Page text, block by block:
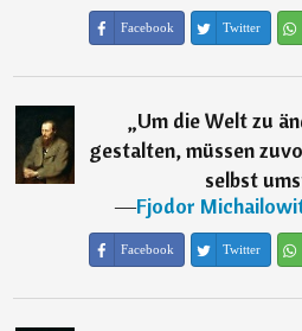
Facebook Twitter
„Um die Welt zu
gestalten, müssen
selbst
―Fjodor
Facebook Twitter